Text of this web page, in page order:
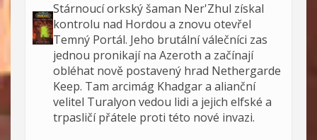
Stárnoucí orkský šaman Ner'Zhul získal
kontrolu nad Hordou a znovu otevřel
Temný Portál. Jeho brutální válečníci zas
jednou pronikají na Azeroth a začínají
obléhat nově postavený hrad Nethergarde
Keep. Tam arcimág Khadgar a alianční
velitel Turalyon vedou lidi a jejich elfské a
trpasličí přátele proti této nové invazi.